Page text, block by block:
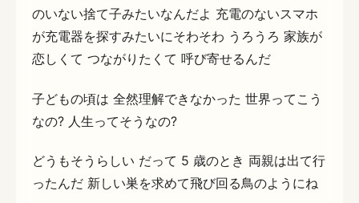
のいない捨て子みたいなんだよ 充電のないスマホ
が充電器を探すみたいにそわそわ うろうろ 家族が
恋しくて つながりたくて 呼び寄せるんだ
子どもの頃は 全然理解できなかった 世界ってこう
なの? 人生ってそうなの?
どうもそうらしい だって 5 歳のとき 両親は出て行
ったんだ 新しい巣を求めて飛び回る鳥のようにね